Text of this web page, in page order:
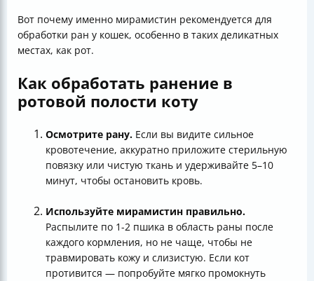
Вот почему именно мирамистин рекомендуется для
обработки ран у кошек, особенно в таких деликатных
местах, как рот.
Как обработать ранение в
ротовой полости коту
Осмотрите рану. Если вы видите сильное
кровотечение, аккуратно приложите стерильную
повязку или чистую ткань и удерживайте 5–10
минут, чтобы остановить кровь.
Используйте мирамистин правильно.
Распылите по 1-2 пшика в область раны после
каждого кормления, но не чаще, чтобы не
травмировать кожу и слизистую. Если кот
противится — попробуйте мягко промокнуть